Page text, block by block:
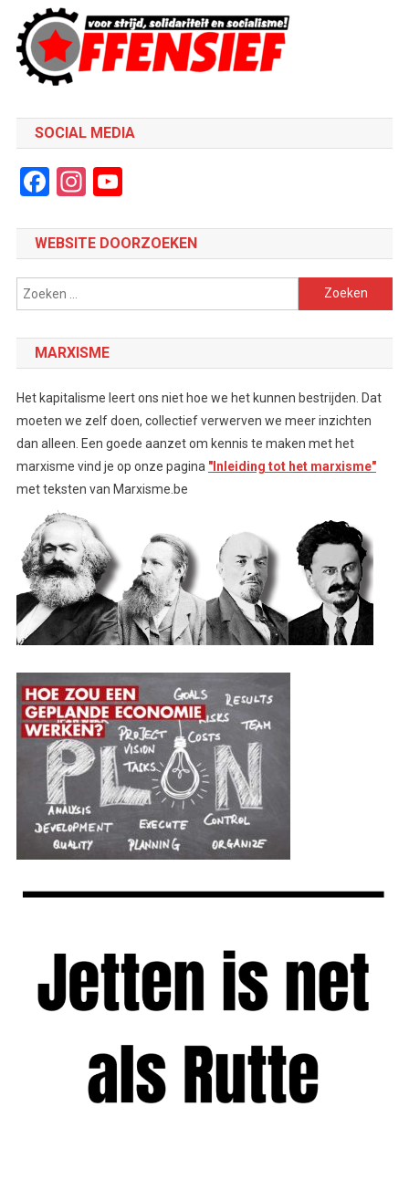
SOCIAL MEDIA
Facebook
Instagram
YouTube
WEBSITE DOORZOEKEN
Zoeken
naar:
MARXISME
Het kapitalisme leert ons niet hoe we het kunnen bestrijden. Dat
moeten we zelf doen, collectief verwerven we meer inzichten
dan alleen. Een goede aanzet om kennis te maken met het
marxisme vind je op onze pagina "Inleiding tot het marxisme"
met teksten van Marxisme.be